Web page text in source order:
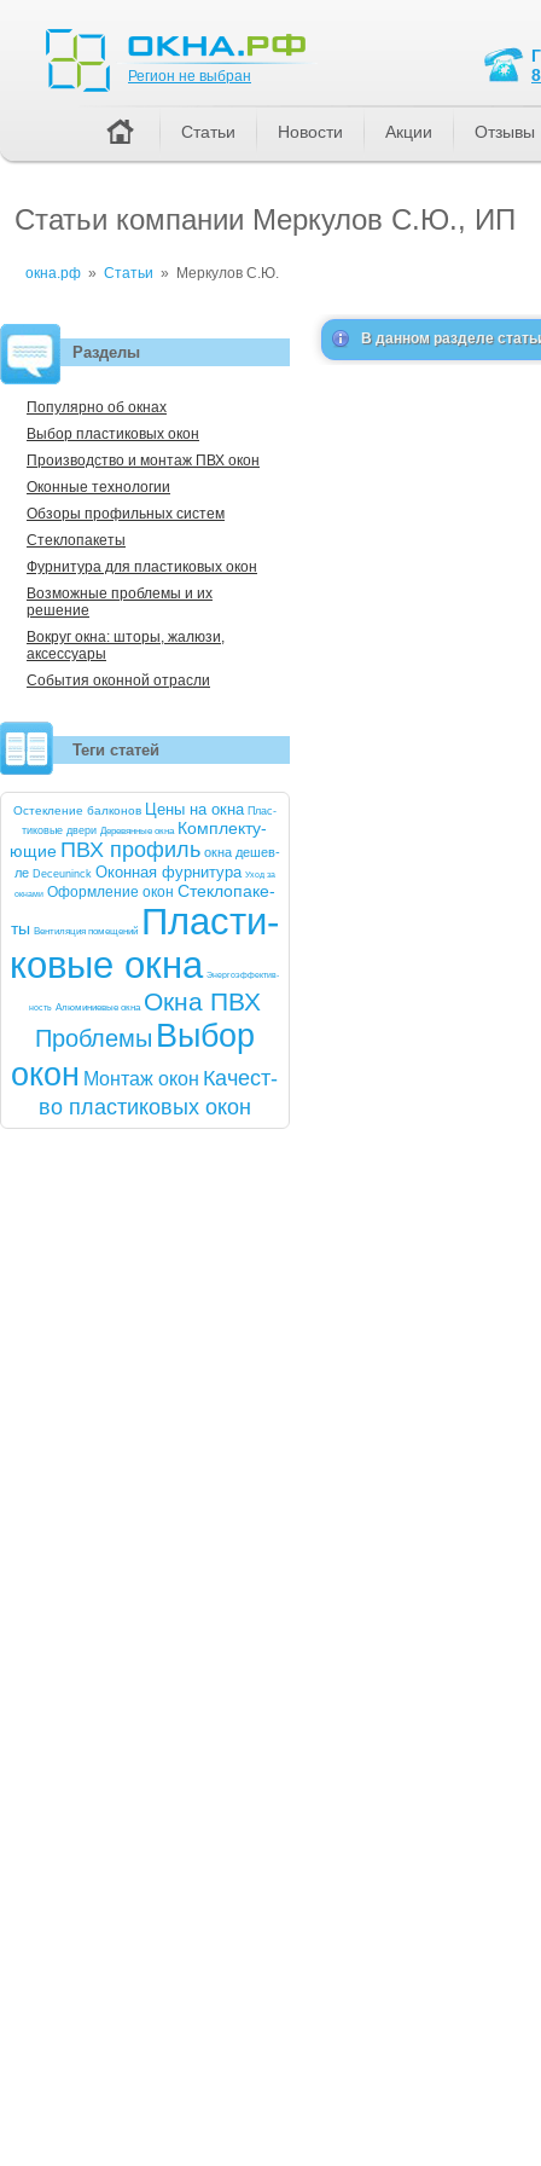
Статьи компании Меркулов С.Ю., ИП
окна.рф » Статьи » Меркулов С.Ю.
В данном разделе
Разделы
Популярно об окнах
Выбор пластиковых окон
Производство и монтаж ПВХ окон
Оконные технологии
Обзоры профильных систем
Стеклопакеты
Фурнитура для пластиковых окон
Возможные проблемы и их
решение
Вокруг окна: шторы, жалюзи,
аксессуары
События оконной отрасли
Теги статей
Ос­текле­ние бал­ко­нов Це­ны на ок­на Плас­
ти­ковые две­ри Де­ревян­ные ок­на Комп­лек­ту­
ющие ПВХ про­филь ок­на де­шев­
ле De­ce­uninck Окон­ная фур­ни­тура Уход за
ок­на­ми Оформ­ле­ние окон Стек­ло­паке­
ты Вен­ти­ляция по­меще­ний Плас­ти­
ковые ок­на Энер­го­эф­фектив­
ность Алю­мини­евые ок­на Ок­на ПВХ
Проб­ле­мы Вы­бор
окон Мон­таж окон Ка­чест­
во плас­ти­ковых окон
Регион не выбран
Статьи Новости Акции Отзывы